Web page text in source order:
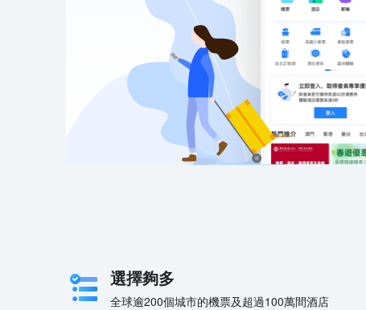
選擇夠多
全球逾200個城市的機票及超過100萬間酒店